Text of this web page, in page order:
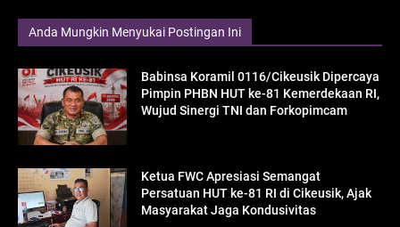
Anda Mungkin Menyukai Postingan Ini
Babinsa Koramil 0116/Cikeusik Dipercaya
Pimpin PHBN HUT ke-81 Kemerdekaan RI,
Wujud Sinergi TNI dan Forkopimcam
Ketua FWC Apresiasi Semangat
Persatuan HUT ke-81 RI di Cikeusik, Ajak
Masyarakat Jaga Kondusivitas